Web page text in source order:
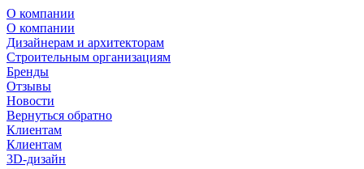
О компании
О компании
Дизайнерам и архитекторам
Строительным организациям
Бренды
Отзывы
Новости
Вернуться обратно
Клиентам
Клиентам
3D-дизайн